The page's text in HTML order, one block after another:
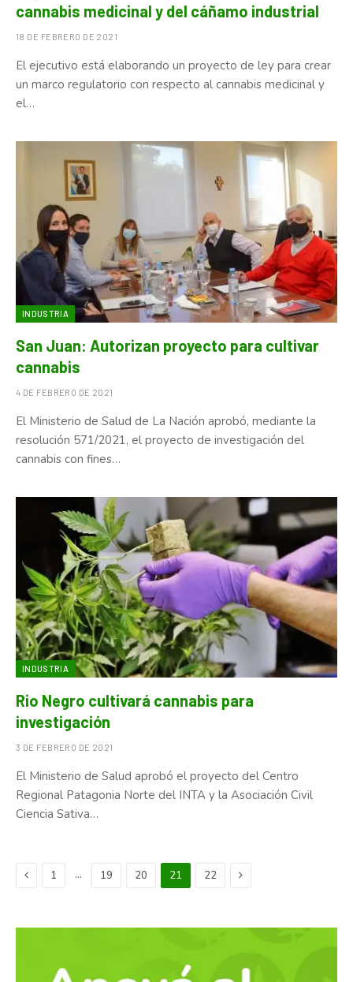
cannabis medicinal y del cáñamo industrial
18 DE FEBRERO DE 2021
El ejecutivo está elaborando un proyecto de ley para crear
un marco regulatorio con respecto al cannabis medicinal y
el…
INDUSTRIA
San Juan: Autorizan proyecto para cultivar
cannabis
4 DE FEBRERO DE 2021
El Ministerio de Salud de La Nación aprobó, mediante la
resolución 571/2021, el proyecto de investigación del
cannabis con fines…
INDUSTRIA
Rio Negro cultivará cannabis para
investigación
3 DE FEBRERO DE 2021
El Ministerio de Salud aprobó el proyecto del Centro
Regional Patagonia Norte del INTA y la Asociación Civil
Ciencia Sativa…
Previous
1 … 19 20 21 22 Next